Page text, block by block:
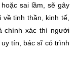
sai lầm, sẽ gây
tinh thần, kinh tế,
chính xác thì người
tín, bác sĩ có trình